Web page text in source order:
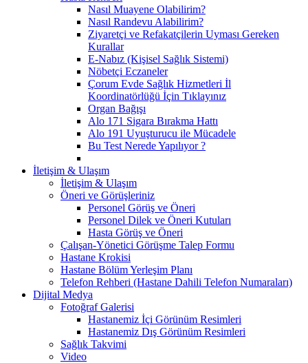
Nasıl Muayene Olabilirim?
Nasıl Randevu Alabilirim?
Ziyaretçi ve Refakatçilerin Uyması Gereken
Kurallar
E-Nabız (Kişisel Sağlık Sistemi)
Nöbetçi Eczaneler
Çorum Evde Sağlık Hizmetleri İl
Koordinatörlüğü İçin Tıklayınız
Organ Bağışı
Alo 171 Sigara Bırakma Hattı
Alo 191 Uyuşturucu ile Mücadele
Bu Test Nerede Yapılıyor ?
İletişim & Ulaşım
İletişim & Ulaşım
Öneri ve Görüşleriniz
Personel Görüş ve Öneri
Personel Dilek ve Öneri Kutuları
Hasta Görüş ve Öneri
Çalışan-Yönetici Görüşme Talep Formu
Hastane Krokisi
Hastane Bölüm Yerleşim Planı
Telefon Rehberi (Hastane Dahili Telefon Numaraları)
Dijital Medya
Fotoğraf Galerisi
Hastanemiz İçi Görünüm Resimleri
Hastanemiz Dış Görünüm Resimleri
Sağlık Takvimi
Video